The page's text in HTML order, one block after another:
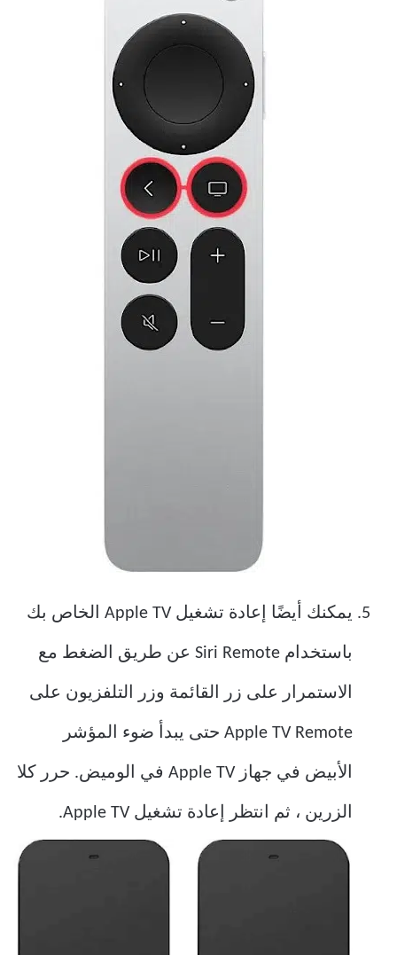
يمكنك أيضًا إعادة تشغيل Apple TV الخاص بك
باستخدام Siri Remote عن طريق الضغط مع
الاستمرار على زر القائمة وزر التلفزيون على
Apple TV Remote حتى يبدأ ضوء المؤشر
الأبيض في جهاز Apple TV في الوميض. حرر كلا
الزرين ، ثم انتظر إعادة تشغيل Apple TV.